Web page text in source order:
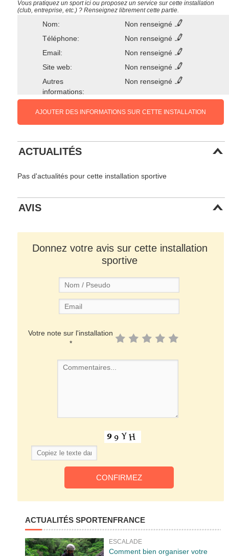
Vous pratiquez un sport ici ou proposez un service sur cette installation
(club, entreprise, etc.) ? Renseignez librement cette partie.
Nom:
Non renseigné
Téléphone:
Non renseigné
Email:
Non renseigné
Site web:
Non renseigné
Autres
informations:
Non renseigné
AJOUTER DES INFORMATIONS SUR CETTE INSTALLATION
ACTUALITÉS
Pas d'actualités pour cette installation sportive
AVIS
Donnez votre avis sur cette installation
sportive
Votre note sur l'installation
*
ACTUALITÉS SPORTENFRANCE
ESCALADE
Comment bien organiser votre